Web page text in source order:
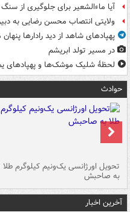
آیا ماءالشعیر برای جلوگیری از
ولایتی انتصاب محسن رضایی به
پهپادهای شاهد از دید رادارها
در مسیر تولد ابریشم
لحظۀ شلیک موشک‌ها و پهپادهای
حوادث
تحویل اورژانسی یک‌ونیم کیلوگرم طلا
به صاحبش
آخرین اخبار